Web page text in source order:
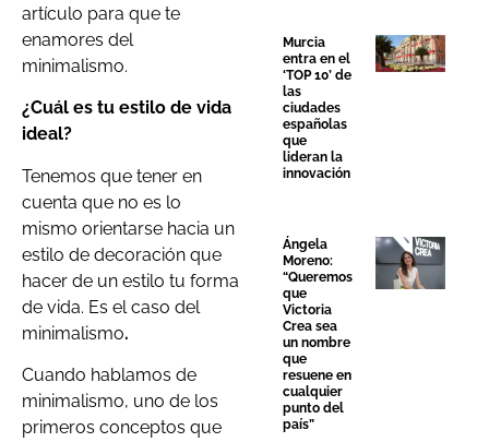
artículo para que te
enamores del
minimalismo.
¿Cuál es tu estilo de vida
ideal?
Tenemos que tener en
cuenta que no es lo
mismo orientarse hacia un
estilo de decoración que
hacer de un estilo tu forma
de vida. Es el caso del
minimalismo.
Cuando hablamos de
minimalismo, uno de los
primeros conceptos que
Murcia
entra en el
‘TOP 10’ de
las
ciudades
españolas
que
lideran la
innovación
Ángela
Moreno:
“Queremos
que
Victoria
Crea sea
un nombre
que
resuene en
cualquier
punto del
país”